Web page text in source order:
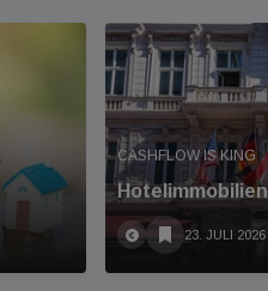
CASHFLOW IS KING
23. JULI 2026